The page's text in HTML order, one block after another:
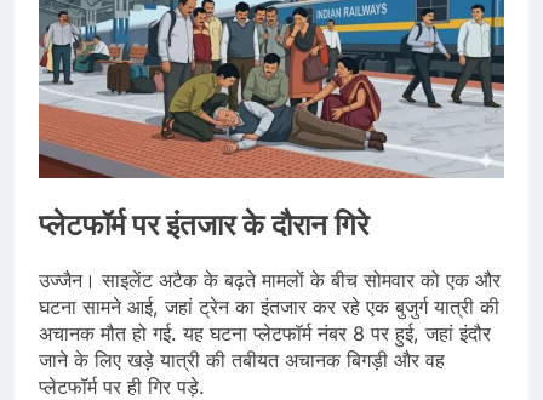
प्लेटफॉर्म पर इंतजार के दौरान गिरे
उज्जैन। साइलेंट अटैक के बढ़ते मामलों के बीच सोमवार को एक और
घटना सामने आई, जहां ट्रेन का इंतजार कर रहे एक बुजुर्ग यात्री की
अचानक मौत हो गई. यह घटना प्लेटफॉर्म नंबर 8 पर हुई, जहां इंदौर
जाने के लिए खड़े यात्री की तबीयत अचानक बिगड़ी और वह
प्लेटफॉर्म पर ही गिर पड़े.